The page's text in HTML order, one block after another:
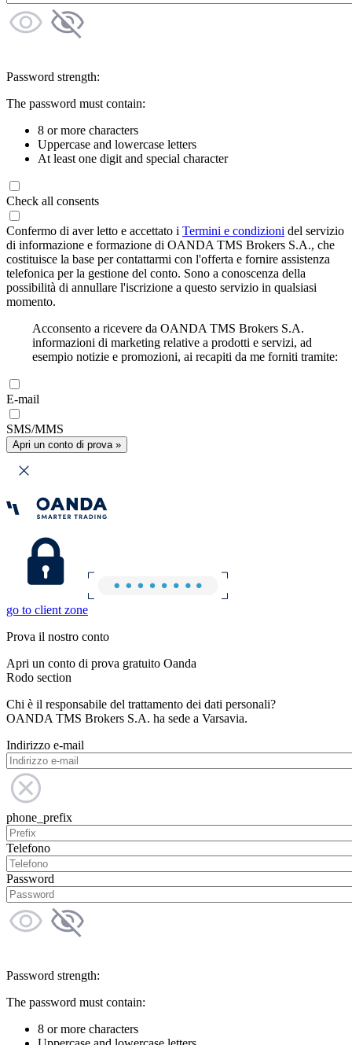
Password strength:
The password must contain:
8 or more characters
Uppercase and lowercase letters
At least one digit and special character
Check all consents
Confermo di aver letto e accettato i Termini e condizioni del servizio
di informazione e formazione di OANDA TMS Brokers S.A., che
costituisce la base per contattarmi con l'offerta e fornire assistenza
telefonica per la gestione del conto. Sono a conoscenza della
possibilità di annullare l'iscrizione a questo servizio in qualsiasi
momento.
Acconsento a ricevere da OANDA TMS Brokers S.A.
informazioni di marketing relative a prodotti e servizi, ad
esempio notizie e promozioni, ai recapiti da me forniti tramite:
E-mail
SMS/MMS
Apri un conto di prova »
go to client zone
Prova il nostro conto
Apri un conto di prova gratuito Oanda
Rodo section
Chi è il responsabile del trattamento dei dati personali?
OANDA TMS Brokers S.A. ha sede a Varsavia.
Indirizzo e-mail
phone_prefix
Telefono
Password
Password strength:
The password must contain:
8 or more characters